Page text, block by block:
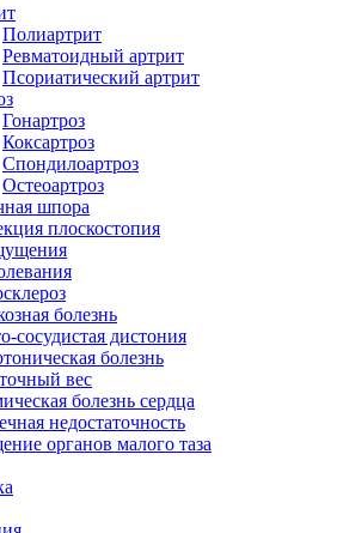
Полиартрит
Ревматоидный артрит
Псориатический артрит
Гонартроз
Коксартроз
Спондилоартроз
Остеоартроз
шпора
плоскостопия
болезнь
сосудистая дистония
болезнь
вес
болезнь сердца
недостаточность
органов малого таза